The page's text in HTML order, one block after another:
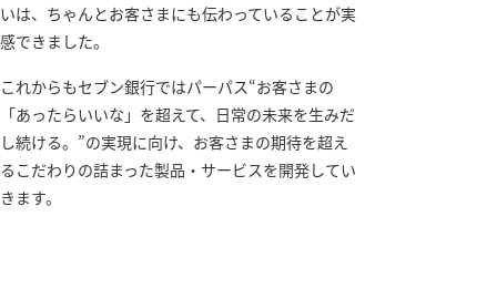
いは、ちゃんとお客さまにも伝わっていることが実
感できました。
これからもセブン銀行ではパーパス“お客さまの
「あったらいいな」を超えて、日常の未来を生みだ
し続ける。”の実現に向け、お客さまの期待を超え
るこだわりの詰まった製品・サービスを開発してい
きます。